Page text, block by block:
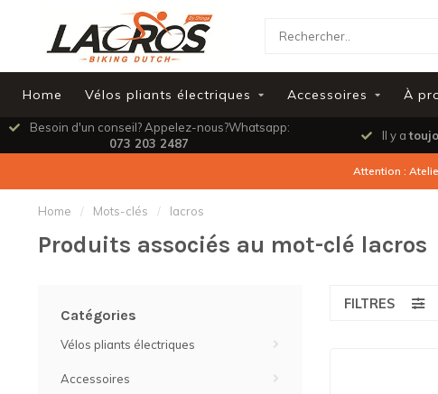
Home Vélos pliants électriques Accessoires À
Besoin d'un conseil? Appelez-nous?Whatsapp:
073 203 2487
Il y a
Attention :
Home / Mots-clés / lacros
Produits associés au mot-clé lacros
Catégories
Vélos pliants électriques
Accessoires
FILTRES